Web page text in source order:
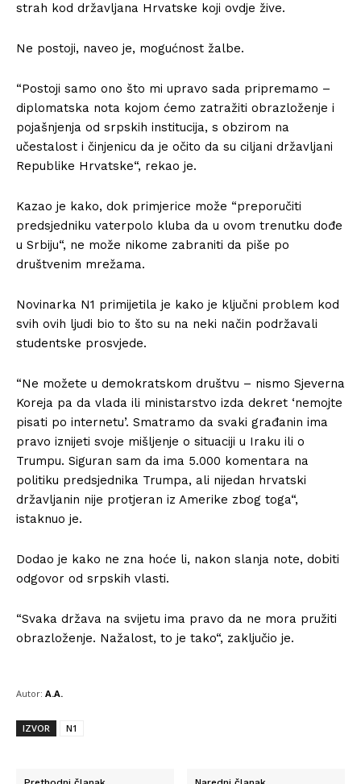
strah kod državljana Hrvatske koji ovdje žive.
Ne postoji, naveo je, mogućnost žalbe.
“Postoji samo ono što mi upravo sada pripremamo –
diplomatska nota kojom ćemo zatražiti obrazloženje i
pojašnjenja od srpskih institucija, s obzirom na
učestalost i činjenicu da je očito da su ciljani državljani
Republike Hrvatske“, rekao je.
Kazao je kako, dok primjerice može “preporučiti
predsjedniku vaterpolo kluba da u ovom trenutku dođe
u Srbiju“, ne može nikome zabraniti da piše po
društvenim mrežama.
Novinarka N1 primijetila je kako je ključni problem kod
svih ovih ljudi bio to što su na neki način podržavali
studentske prosvjede.
“Ne možete u demokratskom društvu – nismo Sjeverna
Koreja pa da vlada ili ministarstvo izda dekret ‘nemojte
pisati po internetu’. Smatramo da svaki građanin ima
pravo iznijeti svoje mišljenje o situaciji u Iraku ili o
Trumpu. Siguran sam da ima 5.000 komentara na
politiku predsjednika Trumpa, ali nijedan hrvatski
državljanin nije protjeran iz Amerike zbog toga“,
istaknuo je.
Dodao je kako ne zna hoće li, nakon slanja note, dobiti
odgovor od srpskih vlasti.
“Svaka država na svijetu ima pravo da ne mora pružiti
obrazloženje. Nažalost, to je tako“, zaključio je.
Autor: A.A.
IZVOR N1